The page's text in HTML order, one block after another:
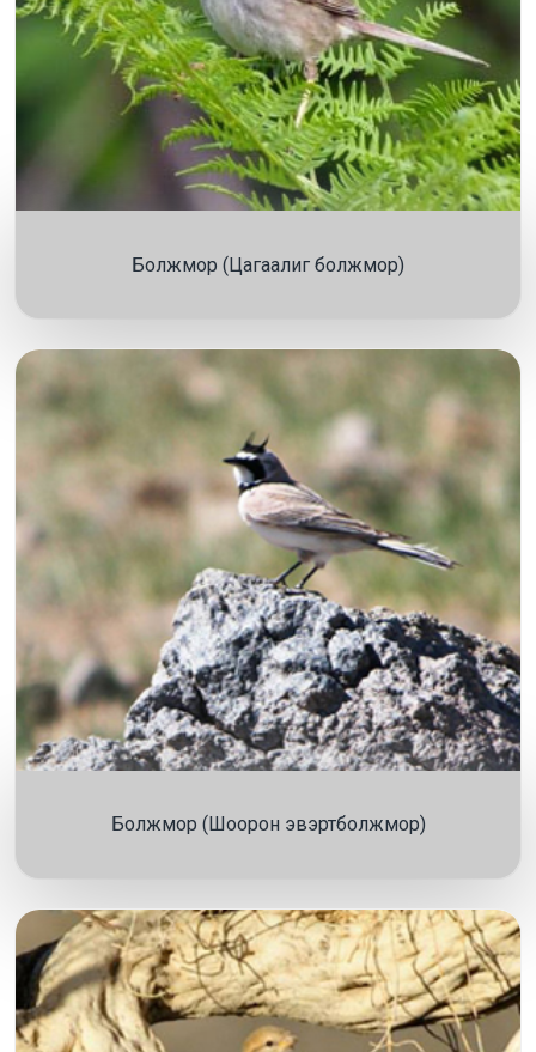
Болжмор (Цагаалиг болжмор)
Болжмор (Шоорон эвэртболжмор)